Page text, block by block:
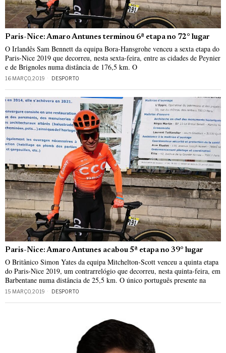
Paris-Nice: Amaro Antunes terminou 6ª etapa no 72° lugar
O Irlandês Sam Bennett da equipa Bora-Hansgrohe venceu a sexta etapa do
Paris-Nice 2019 que decorreu, nesta sexta-feira, entre as cidades de Peynier
e de Brignoles numa distância de 176,5 km. O
16 MARÇO, 2019 DESPORTO
Paris-Nice: Amaro Antunes acabou 5ª etapa no 39° lugar
O Britânico Simon Yates da equipa Mitchelton-Scott venceu a quinta etapa
do Paris-Nice 2019, um contrarrelógio que decorreu, nesta quinta-feira, em
Barbentane numa distância de 25,5 km. O único português presente na
15 MARÇO, 2019 DESPORTO